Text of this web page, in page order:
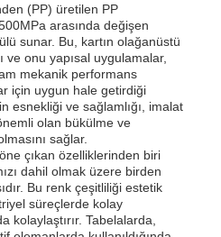
(PP) üretilen PP
arasında değişen
sunar. Bu, kartın olağanüstü
ve onu yapısal uygulamalar,
mekanik performans
için uygun hale getirdiği
esnekliği ve sağlamlığı, imalat
olan bükülme ve
sağlar.
çıkan özelliklerinden biri
dahil olmak üzere birden
Bu renk çeşitliliği estetik
süreçlerde kolay
kolaylaştırır. Tabelalarda,